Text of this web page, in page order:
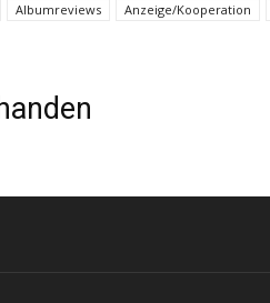
Albumreviews Anzeige/Kooperation